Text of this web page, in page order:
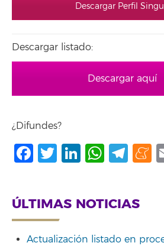
Descargar Perfil
Descargar listado:
Descargar aquí
¿Difundes?
Facebook
Twitter
LinkedIn
ÚLTIMAS NOTICIAS
Actualización listado en